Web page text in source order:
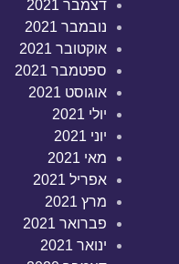
דצמבר 2021
נובמבר 2021
אוקטובר 2021
ספטמבר 2021
אוגוסט 2021
יולי 2021
יוני 2021
מאי 2021
אפריל 2021
מרץ 2021
פברואר 2021
ינואר 2021